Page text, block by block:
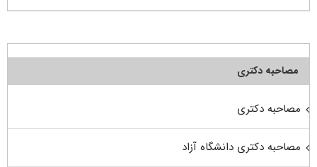
مصاحبه دکتری
مصاحبه دکتری
مصاحبه دکتری دانشگاه آزاد